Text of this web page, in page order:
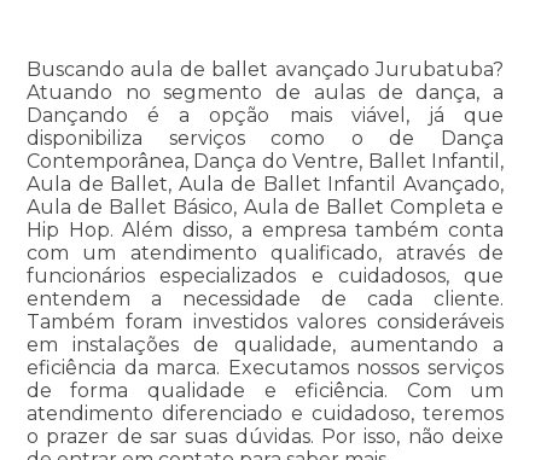
Buscando aula de ballet avançado Jurubatuba?
Atuando no segmento de aulas de dança, a
Dançando é a opção mais viável, já que
disponibiliza serviços como o de Dança
Contemporânea, Dança do Ventre, Ballet Infantil,
Aula de Ballet, Aula de Ballet Infantil Avançado,
Aula de Ballet Básico, Aula de Ballet Completa e
Hip Hop. Além disso, a empresa também conta
com um atendimento qualificado, através de
funcionários especializados e cuidadosos, que
entendem a necessidade de cada cliente.
Também foram investidos valores consideráveis
em instalações de qualidade, aumentando a
eficiência da marca. Executamos nossos serviços
de forma qualidade e eficiência. Com um
atendimento diferenciado e cuidadoso, teremos
o prazer de sar suas dúvidas. Por isso, não deixe